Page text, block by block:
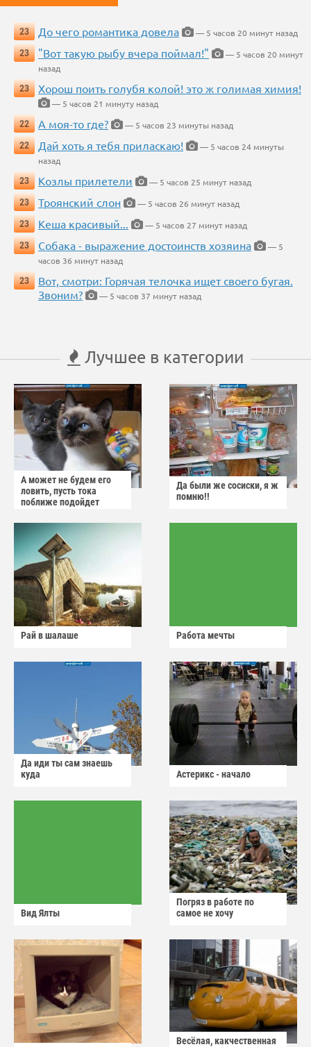
23 До чего романтика довела
— 5 часов 20 минут назад
23
"Вот такую рыбу вчера поймал!"
— 5 часов 20 минут
назад
23
Хорош поить голубя колой! это ж голимая химия!
— 5 часов 21 минуту назад
22
А моя-то где?
— 5 часов 23 минуты назад
22
Дай хоть я тебя приласкаю!
— 5 часов 24 минуты
назад
23
Козлы прилетели
— 5 часов 25 минут назад
23
Троянский слон
— 5 часов 26 минут назад
23
Кеша красивый...
— 5 часов 27 минут назад
23
Собака - выражение достоинств хозяина
— 5
часов 36 минут назад
23
Вот, смотри: Горячая телочка ищет своего бугая.
Звоним?
— 5 часов 37 минут назад
Лучшее в категории
А может не будем его
ловить, пусть тока
поближе подойдет
Да были же сосиски, я ж
помню!!
Рай в шалаше Работа мечты
Да иди ты сам знаешь
куда
Астерикс - начало
Вид Ялты
Погряз в работе по
самое не хочу
Весёлая, какчественная